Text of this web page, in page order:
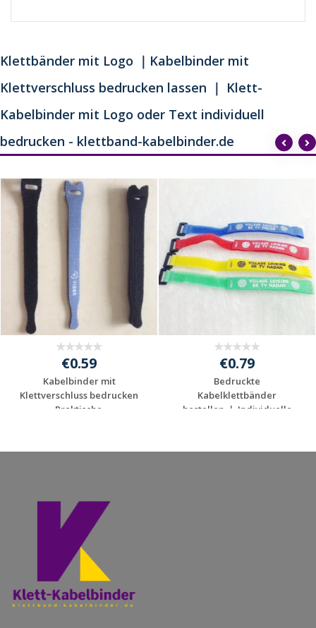
Klettbänder mit Logo ｜Kabelbinder mit
Klettverschluss bedrucken lassen ｜ Klett-
Kabelbinder mit Logo oder Text individuell
bedrucken - klettband-kabelbinder.de
€0.59
Kabelbinder mit
Klettverschluss bedrucken
– Praktische ...
€0.79
Bedruckte
Kabelklettbänder
bestellen ｜ Individuelle